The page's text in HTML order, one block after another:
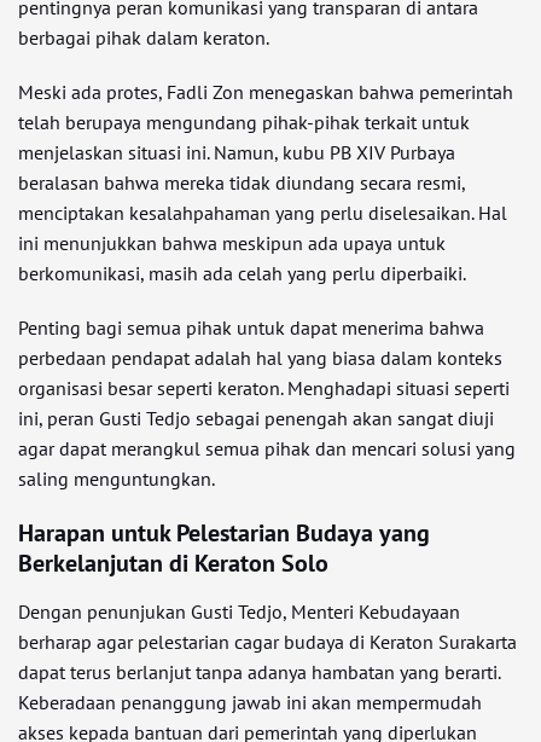
pentingnya peran komunikasi yang transparan di antara
berbagai pihak dalam keraton.
Meski ada protes, Fadli Zon menegaskan bahwa pemerintah
telah berupaya mengundang pihak-pihak terkait untuk
menjelaskan situasi ini. Namun, kubu PB XIV Purbaya
beralasan bahwa mereka tidak diundang secara resmi,
menciptakan kesalahpahaman yang perlu diselesaikan. Hal
ini menunjukkan bahwa meskipun ada upaya untuk
berkomunikasi, masih ada celah yang perlu diperbaiki.
Penting bagi semua pihak untuk dapat menerima bahwa
perbedaan pendapat adalah hal yang biasa dalam konteks
organisasi besar seperti keraton. Menghadapi situasi seperti
ini, peran Gusti Tedjo sebagai penengah akan sangat diuji
agar dapat merangkul semua pihak dan mencari solusi yang
saling menguntungkan.
Harapan untuk Pelestarian Budaya yang
Berkelanjutan di Keraton Solo
Dengan penunjukan Gusti Tedjo, Menteri Kebudayaan
berharap agar pelestarian cagar budaya di Keraton Surakarta
dapat terus berlanjut tanpa adanya hambatan yang berarti.
Keberadaan penanggung jawab ini akan mempermudah
akses kepada bantuan dari pemerintah yang diperlukan